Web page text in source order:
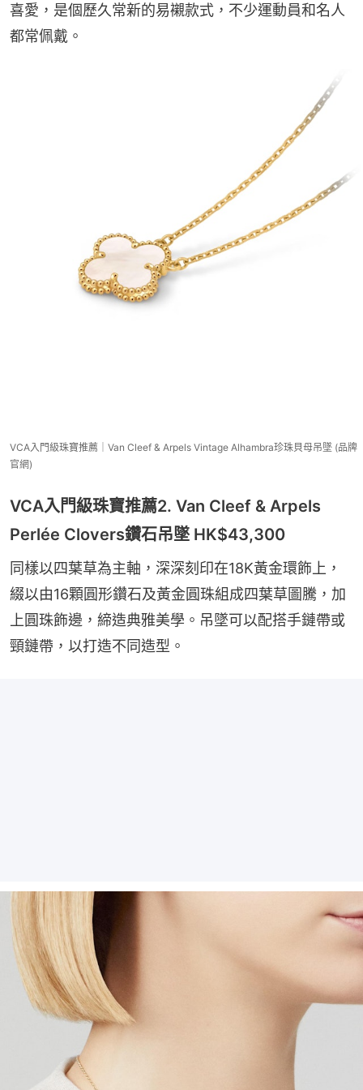
喜愛，是個歷久常新的易襯款式，不少運動員和名人
都常佩戴。
VCA入門級珠寶推薦｜Van Cleef & Arpels Vintage Alhambra珍珠貝母吊墜 (品牌
官網)
VCA入門級珠寶推薦2. Van Cleef & Arpels
Perlée Clovers鑽石吊墜 HK$43,300
同樣以四葉草為主軸，深深刻印在18K黃金環飾上，
綴以由16顆圓形鑽石及黃金圓珠組成四葉草圖騰，加
上圓珠飾邊，締造典雅美學。吊墜可以配搭手鏈帶或
頸鏈帶，以打造不同造型。